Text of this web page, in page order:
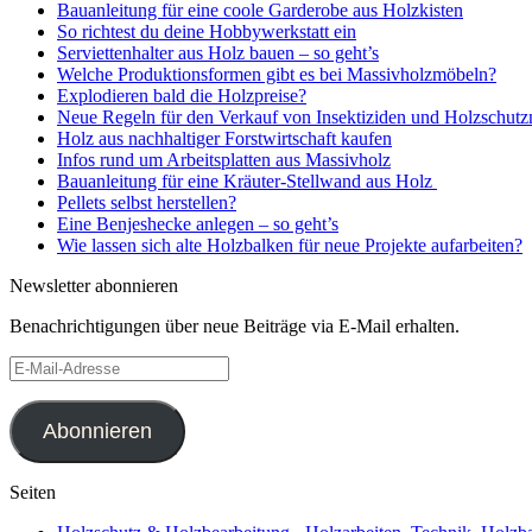
Bauanleitung für eine coole Garderobe aus Holzkisten
So richtest du deine Hobbywerkstatt ein
Serviettenhalter aus Holz bauen – so geht’s
Welche Produktionsformen gibt es bei Massivholzmöbeln?
Explodieren bald die Holzpreise?
Neue Regeln für den Verkauf von Insektiziden und
Holz aus nachhaltiger Forstwirtschaft kaufen
Infos rund um Arbeitsplatten aus Massivholz
Bauanleitung für eine Kräuter-Stellwand aus Holz
Pellets selbst herstellen?
Eine Benjeshecke anlegen – so geht’s
Wie lassen sich alte Holzbalken für neue Projekte aufarbeiten?
Newsletter abonnieren
Benachrichtigungen über neue Beiträge via E-Mail erhalten.
E-
Mail-
Adresse
Abonnieren
Seiten